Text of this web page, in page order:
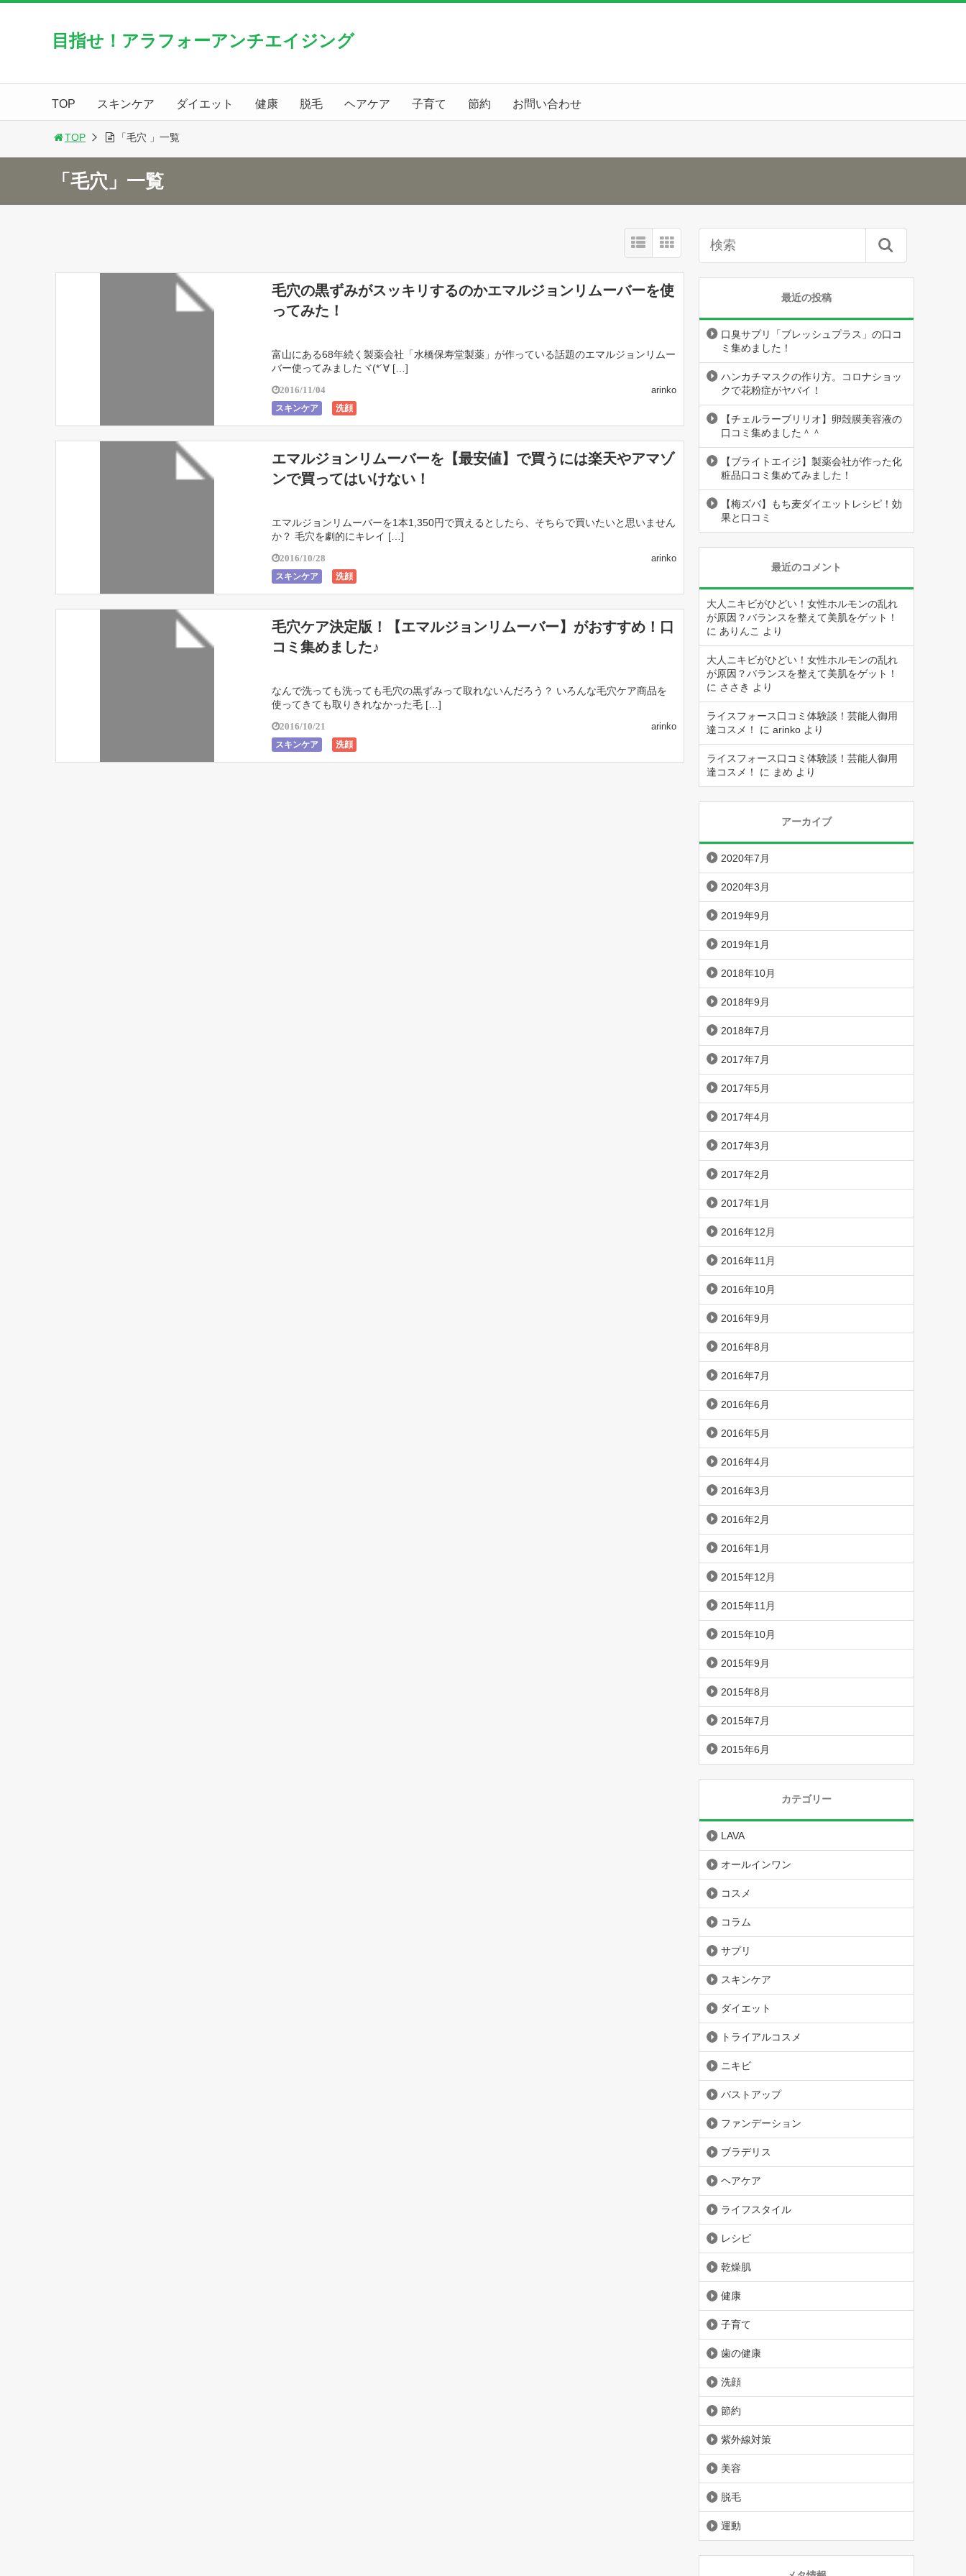
目指せ！アラフォーアンチエイジング
TOP スキンケア ダイエット 健康 脱毛 ヘアケア 子育て 節約 お問い合わせ
TOP 「毛穴 」一覧
「毛穴」一覧
毛穴の黒ずみがスッキリするのかエマルジョンリムーバーを使
ってみた！
富山にある68年続く製薬会社「水橋保寿堂製薬」が作っている話題のエマルジョンリムー
バー使ってみましたヾ(*´∀ […]
2016/11/04
スキンケア 洗顔
arinko
エマルジョンリムーバーを【最安値】で買うには楽天やアマゾ
ンで買ってはいけない！
エマルジョンリムーバーを1本1,350円で買えるとしたら、そちらで買いたいと思いません
か？ 毛穴を劇的にキレイ […]
2016/10/28
スキンケア 洗顔
arinko
毛穴ケア決定版！【エマルジョンリムーバー】がおすすめ！口
コミ集めました♪
なんで洗っても洗っても毛穴の黒ずみって取れないんだろう？ いろんな毛穴ケア商品を
使ってきても取りきれなかった毛 […]
2016/10/21
スキンケア 洗顔
arinko
最近の投稿
口臭サプリ「ブレッシュプラス」の口コ
ミ集めました！
ハンカチマスクの作り方。コロナショッ
クで花粉症がヤバイ！
【チェルラーブリリオ】卵殻膜美容液の
口コミ集めました＾＾
【ブライトエイジ】製薬会社が作った化
粧品口コミ集めてみました！
【梅ズバ】もち麦ダイエットレシピ！効
果と口コミ
最近のコメント
大人ニキビがひどい！女性ホルモンの乱れ
が原因？バランスを整えて美肌をゲット！
に ありんこ より
大人ニキビがひどい！女性ホルモンの乱れ
が原因？バランスを整えて美肌をゲット！
に ささき より
ライスフォース口コミ体験談！芸能人御用
達コスメ！
に arinko より
ライスフォース口コミ体験談！芸能人御用
達コスメ！
に まめ より
アーカイブ
2020年7月
2020年3月
2019年9月
2019年1月
2018年10月
2018年9月
2018年7月
2017年7月
2017年5月
2017年4月
2017年3月
2017年2月
2017年1月
2016年12月
2016年11月
2016年10月
2016年9月
2016年8月
2016年7月
2016年6月
2016年5月
2016年4月
2016年3月
2016年2月
2016年1月
2015年12月
2015年11月
2015年10月
2015年9月
2015年8月
2015年7月
2015年6月
カテゴリー
LAVA
オールインワン
コスメ
コラム
サプリ
スキンケア
ダイエット
トライアルコスメ
ニキビ
バストアップ
ファンデーション
ブラデリス
ヘアケア
ライフスタイル
レシピ
乾燥肌
健康
子育て
歯の健康
洗顔
節約
紫外線対策
美容
脱毛
運動